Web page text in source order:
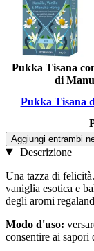
Pukka Tisana
di
Pukka Tisana
Aggiungi entrambi
Descrizione
Una tazza di
vaniglia esotica e
degli aromi
Modo d'uso:
consentire ai sapori